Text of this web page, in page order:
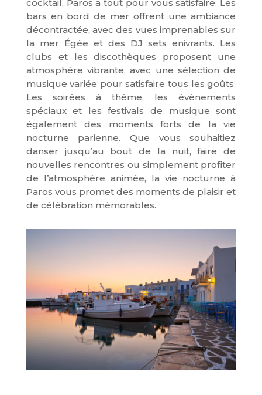
cocktail, Paros a tout pour vous satisfaire. Les
bars en bord de mer offrent une ambiance
décontractée, avec des vues imprenables sur
la mer Égée et des DJ sets enivrants. Les
clubs et les discothèques proposent une
atmosphère vibrante, avec une sélection de
musique variée pour satisfaire tous les goûts.
Les soirées à thème, les événements
spéciaux et les festivals de musique sont
également des moments forts de la vie
nocturne parienne. Que vous souhaitiez
danser jusqu’au bout de la nuit, faire de
nouvelles rencontres ou simplement profiter
de l’atmosphère animée, la vie nocturne à
Paros vous promet des moments de plaisir et
de célébration mémorables.